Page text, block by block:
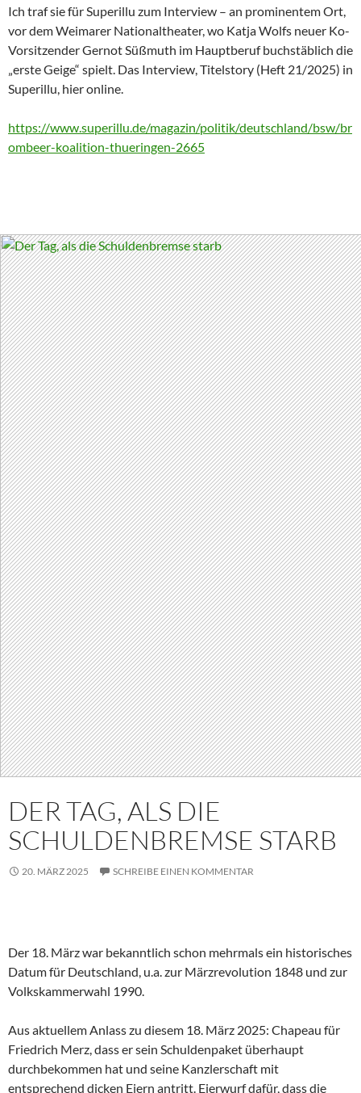
Ich traf sie für Superillu zum Interview – an prominentem Ort,
vor dem Weimarer Nationaltheater, wo Katja Wolfs neuer Ko-
Vorsitzender Gernot Süßmuth im Hauptberuf buchstäblich die
„erste Geige“ spielt. Das Interview, Titelstory (Heft 21/2025) in
Superillu, hier online.
https://www.superillu.de/magazin/politik/deutschland/bsw/br
ombeer-koalition-thueringen-2665
DER TAG, ALS DIE
SCHULDENBREMSE STARB
20. MÄRZ 2025 SCHREIBE EINEN KOMMENTAR
Der 18. März war bekanntlich schon mehrmals ein historisches
Datum für Deutschland, u.a. zur Märzrevolution 1848 und zur
Volkskammerwahl 1990.
Aus aktuellem Anlass zu diesem 18. März 2025: Chapeau für
Friedrich Merz, dass er sein Schuldenpaket überhaupt
durchbekommen hat und seine Kanzlerschaft mit
entsprechend dicken Eiern antritt. Eierwurf dafür, dass die